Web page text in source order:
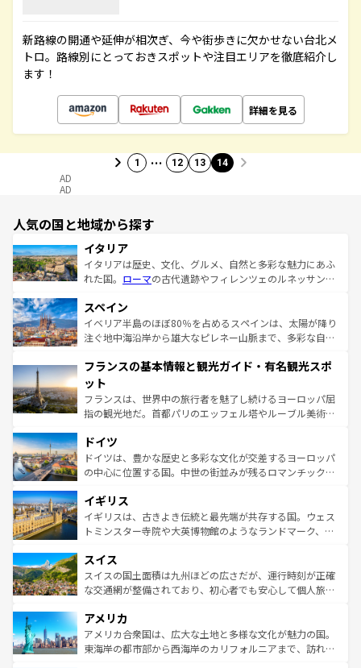
新路線の開通や延伸が相次ぎ、今や街歩きに欠かせない台北メ
トロ。路線別にとっておきスポットや注目エリアを徹底紹介し
ます！
詳細を見る
1 … 12 13 14
AD
AD
人気の国と地域から探す
イタリア
イタリアは歴史、文化、グルメ、自然と多彩な魅力にあふ
れた国。 ローマの古代遺跡やフィレンツェのルネッサンス
ろん、トスカーナの美しい田園風景やアマルフィ海岸の絶
景など、自然景観も見逃せない。観光の合間には、本場の
ピザやパスタなど、絶品のイタリア料理を堪能することも
ませてくれるイタリアで、忘れられない旅をしてみよう！
なお、新着のイタリア情報は
しい。
スペイン
イベリア半島のほぼ80％を占めるスペインは、太陽が降り
注ぐ地中海沿岸から雄大なピレネー山脈まで、多彩な自然
文化が根付くこの国では、情熱的なフラメンコ、熱気あふ
れる闘牛、そして美味しいタパスが生活の一部となってい
る。首都マドリードの洗練された雰囲気や、バルセロナの
アートに溢れた街角から、地方では古代ローマ遺跡や中世
せる。地方によって風土や気候が異なるスペインはその個
性で訪れる人を魅了する。 なお、新着のスペイン情報は コ
ンテンツ一覧を参照してほしい。
フランスの基本情報と観光ガイド・有名観光スポ
ット
フランスは、世界中の旅行者を魅了し続けるヨーロッパ屈
指の観光地だ。首都パリのエッフェル塔やルーブル美術館
で、幅広い魅力が詰まっている。華麗な宮殿、歴史的な大
聖堂、美しいビーチ、そして豊かな自然が、訪れる者を心
から魅了する。また、フランスは美食の国としても知ら
いる。シャンパンの発祥地であるランス、プロヴァンスの
香り高いラベンダー畑など、多彩な楽しみ方が可能だ。さ
らに、パリ以外の地域にも魅力が溢れており、どの街角に
れる地方に足を運ぶとそれぞれで全く異なる文化を体験で
きるだろう。 なお、新着のフランス情報はコンテンツ一覧
を参照してほしい。
ドイツ
ドイツは、豊かな歴史と多彩な文化が交差するヨーロッパ
の中心に位置する国。中世の街並みが残るロマンチック街
顔を持つこの国は、どこを歩いても飽きることがない。ベ
ルリンの文化的活気、バイエルン州のアルプスの絶景、そ
してライン川沿いのワイン畑といった風景は必見。ビール
は、お酒好きな人にはぜひ体験してほしい。 なお、新着の
ドイツ情報はコンテンツ一覧を参照してほしい。
イギリス
イギリスは、古きよき伝統と最先端が共存する国。ウェス
トミンスター寺院や大英博物館のようなランドマーク、歴
リアごとに異なる魅力がある。また、優雅なアフタヌーン
ティー、ビール好きにはたまらない英国パブ、サッカー観
戦など、本場だからこそできる体験も豊富。イギリスを旅
ンツ一覧を参照してほしい。
スイス
スイスの国土面積は九州ほどの広さだが、運行時刻が正確
な交通網が整備されており、初心者でも安心して個人旅行
の建物がそのまま残る町や、スイスならではのユニークな
博物館もあり、アルプス観光だけでなく町歩きも満喫する
ことができる。国民の所得が高いため物価も高いが、旅行
アメリカ
アメリカ合衆国は、広大な土地と多様な文化が魅力の国。
東海岸の都市部から西海岸のカリフォルニアまで、訪れる